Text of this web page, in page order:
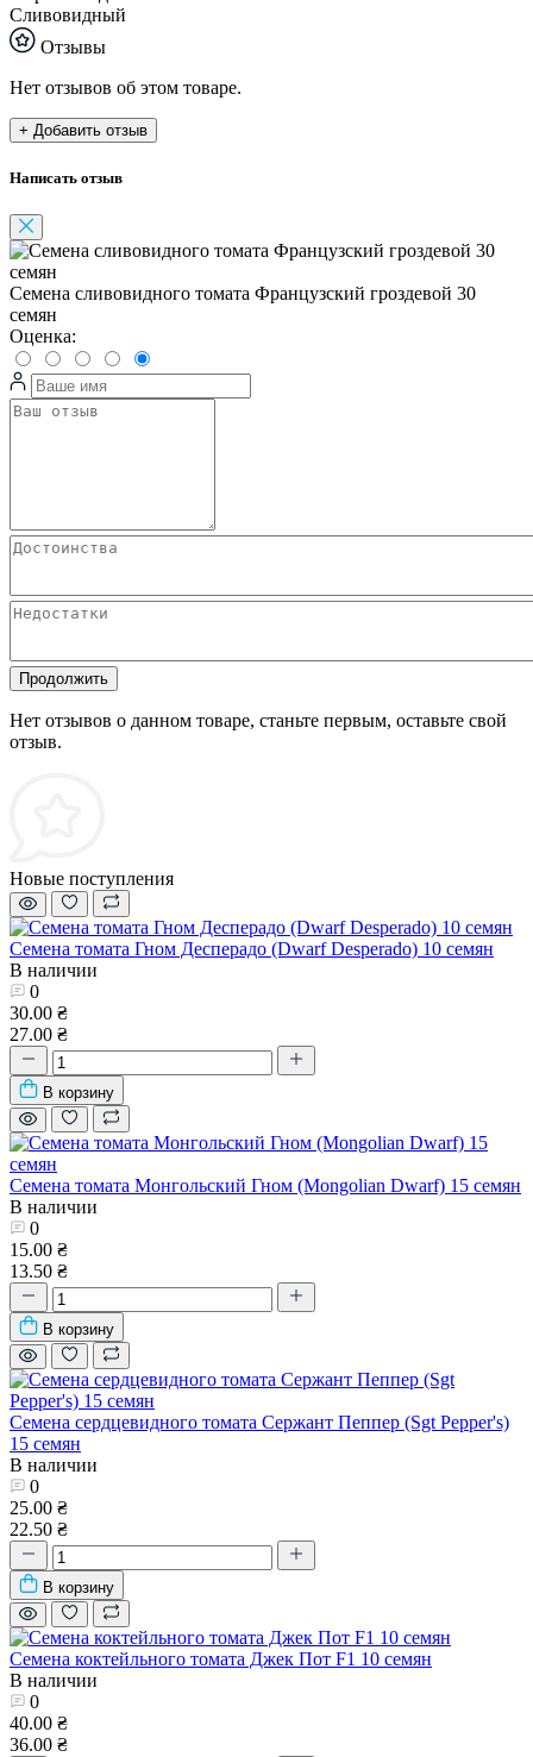
Сливовидный
Отзывы
Нет отзывов об этом товаре.
+ Добавить отзыв
Написать отзыв
Семена сливовидного томата Французский гроздевой 30
семян
Оценка:
Продолжить
Нет отзывов о данном товаре, станьте первым, оставьте свой
отзыв.
Новые поступления
Семена томата Гном Десперадо (Dwarf Desperado) 10 семян
В наличии
0
30.00 ₴
27.00 ₴
В корзину
Семена томата Монгольский Гном (Mongolian Dwarf) 15 семян
В наличии
0
15.00 ₴
13.50 ₴
В корзину
Семена сердцевидного томата Сержант Пеппер (Sgt Pepper's)
15 семян
В наличии
0
25.00 ₴
22.50 ₴
В корзину
Семена коктейльного томата Джек Пот F1 10 семян
В наличии
0
40.00 ₴
36.00 ₴